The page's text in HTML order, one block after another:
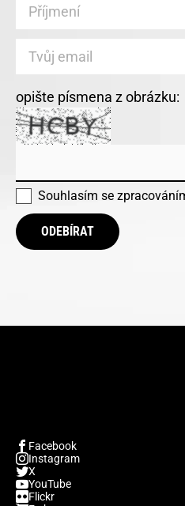
opište písmena z obrázku:
Souhlasím se
ODEBÍRAT
Facebook
Instagram
X
YouTube
Flickr